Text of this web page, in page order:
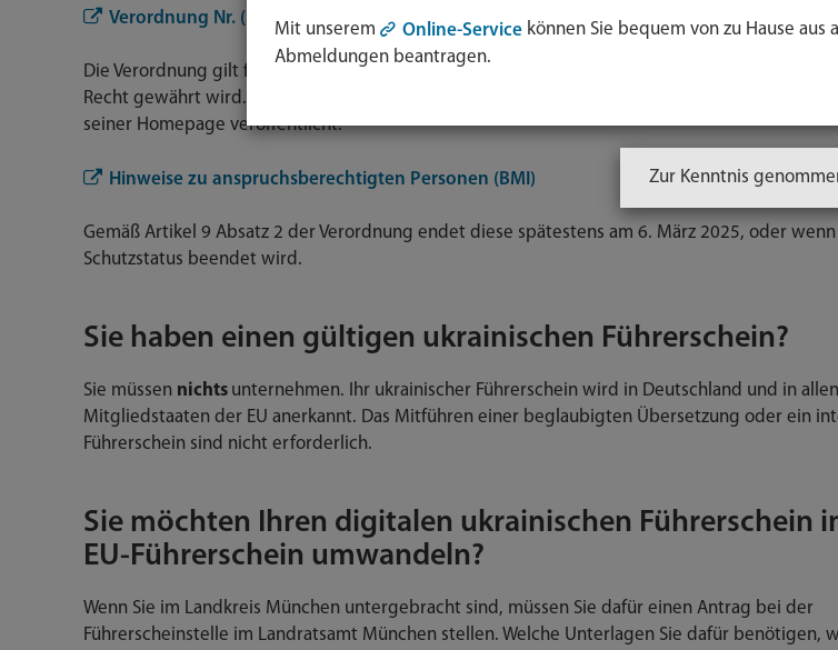
Verordnung Nr. (EU) 2022/1280
Die Verordnung gilt für alle Personen, denen vorübergehender oder angemessener Schutz
Recht gewährt wird. Das BMI hat entsprechende Hinweise zu den anspruchsberechtigten
seiner Homepage veröffentlicht.
Hinweise zu anspruchsberechtigten Personen (BMI)
Gemäß Artikel 9 Absatz 2 der Verordnung endet diese spätestens am 6. März 2025, oder
Schutzstatus beendet wird.
Sie haben einen gültigen ukrainischen Führerschein?
Sie müssen nichts unternehmen. Ihr ukrainischer Führerschein wird in Deutschland und in allen
Mitgliedstaaten der EU anerkannt. Das Mitführen einer beglaubigten Übersetzung oder ein
Führerschein sind nicht erforderlich.
Sie möchten Ihren digitalen ukrainischen Führerschein
EU-Führerschein umwandeln?
Wenn Sie im Landkreis München untergebracht sind, müssen Sie dafür einen Antrag bei der
Führerscheinstelle im Landratsamt München stellen. Welche Unterlagen Sie dafür benötigen,
Mit unserem Online-Service können Sie bequem von zu Hause
Abmeldungen beantragen.
Zur Kenntnis